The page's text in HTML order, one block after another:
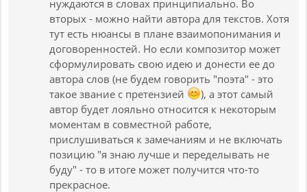
нуждаются в словах принципиально. Во
вторых - можно найти автора для текстов. Хотя
тут есть нюансы в плане взаимопонимания и
договоренностей. Но если композитор может
сформулировать свою идею и донести ее до
автора слов (не будем говорить "поэта" - это
такое звание с претензией
), а этот самый
автор будет лояльно относится к некоторым
моментам в совместной работе,
прислушиваться к замечаниям и не включать
позицию "я знаю лучше и переделывать не
буду" - то в итоге может получится что-то
прекрасное.